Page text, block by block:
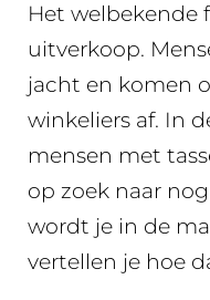
Het welbekende
uitverkoop.
jacht en komen
winkeliers af. In
mensen met
op zoek naar nog
wordt je in de
vertellen je hoe